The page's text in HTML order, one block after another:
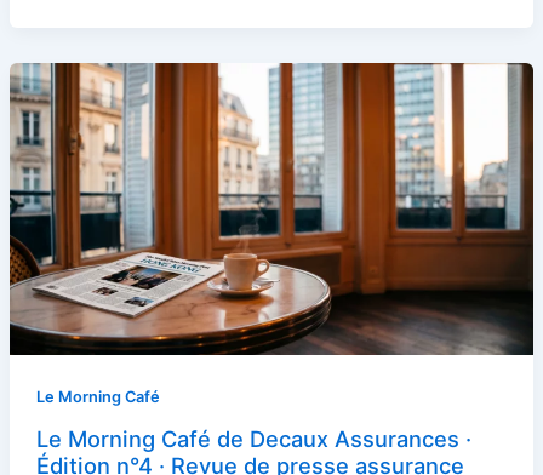
Le Morning Café
Le Morning Café de Decaux Assurances ·
Édition n°4 · Revue de presse assurance